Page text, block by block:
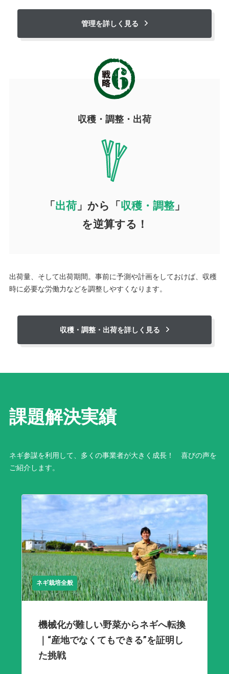
管理を詳しく見る
収穫・調整・出荷
「 出荷」から「 収穫・調整」
を逆算する！
出荷量、そして出荷期間。事前に予測や計画をしておけば、収穫
時に必要な労働力などを調整しやすくなります。
収穫・調整・出荷を詳しく見る
課題解決実績
ネギ参謀を利用して、多くの事業者が大きく成長！ 喜びの声を
ご紹介します。
ネギ栽培全般
機械化が難しい野菜からネギへ転換
｜“産地でなくてもできる”を証明し
た挑戦